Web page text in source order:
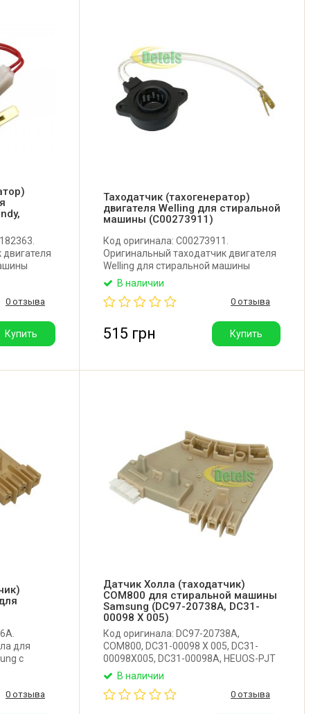
диаметр:
0 отзыва
Купить
Таходатчик (тахогенератор)
двигателя Welling для стиральной
машины (C00273911)
Код оригинала: C00273911.
Оригинальный таходатчик двигателя
Welling для стиральной машины
Indesit, Ariston, Hotpoint-Ariston,
Whirlpool, LG, Samsung, Bauknecht.
Диаметр внутренний: 21 мм.
отверстий крепления: 50 мм.
В наличии
0 отзыва
515 грн Купить
для
с
0 отзыва
Датчик Холла (таходатчик)
COM800 для стиральной машины
Samsung (DC97-20738A, DC31-
00098 X 005)
Код оригинала: DC97-20738A,
COM800, DC31-00098 X 005, DC31-
00098X005, DC31-00098A, HEUOS-PJT
MOTOR BLDC-SENCOR COVER
>PET+GF30< A4EE 1.5X1X2-2.
Оригинальный датчик Холла для
В наличии
0 отзыва